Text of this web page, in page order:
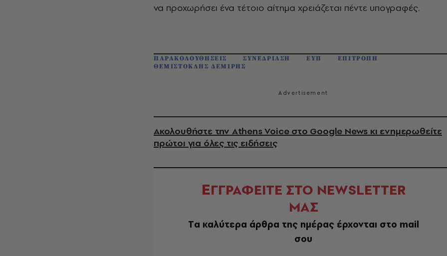
να προχωρήσει ένα τέτοιο αίτημα χρειάζεται πέντε υπογραφές.
ΠΑΡΑΚΟΛΟΥΘΗΣΕΙΣ ΣΥΝΕΔΡΙΑΣΗ ΕΥΠ
ΕΠΙΤΡΟΠΗ
ΘΕΜΙΣΤΟΚΛΗΣ ΔΕΜΙΡΗΣ
Ακολουθήστε την Athens Voice στο Google News κι ενημερωθείτε
πρώτοι για όλες τις ειδήσεις
ΕΓΓΡΑΦΕΙΤΕ ΣΤΟ NEWSLETTER
ΜΑΣ
Tα καλύτερα άρθρα της ημέρας έρχονται στο mail
σου